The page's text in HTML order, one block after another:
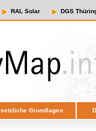
RAL Solar DGS
Grundlagen